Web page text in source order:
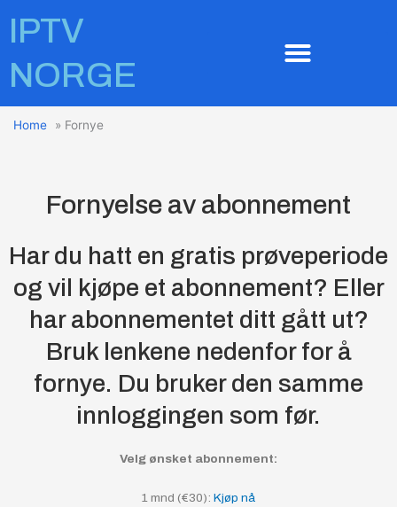
innholdet
IPTV
NORGE
Home » Fornye
Fornyelse av abonnement
Har du hatt en gratis prøveperiode
og vil kjøpe et abonnement? Eller
har abonnementet ditt gått ut?
Bruk lenkene nedenfor for å
fornye. Du bruker den samme
innloggingen som før.
Velg ønsket abonnement:
1 mnd (€30): Kjøp nå